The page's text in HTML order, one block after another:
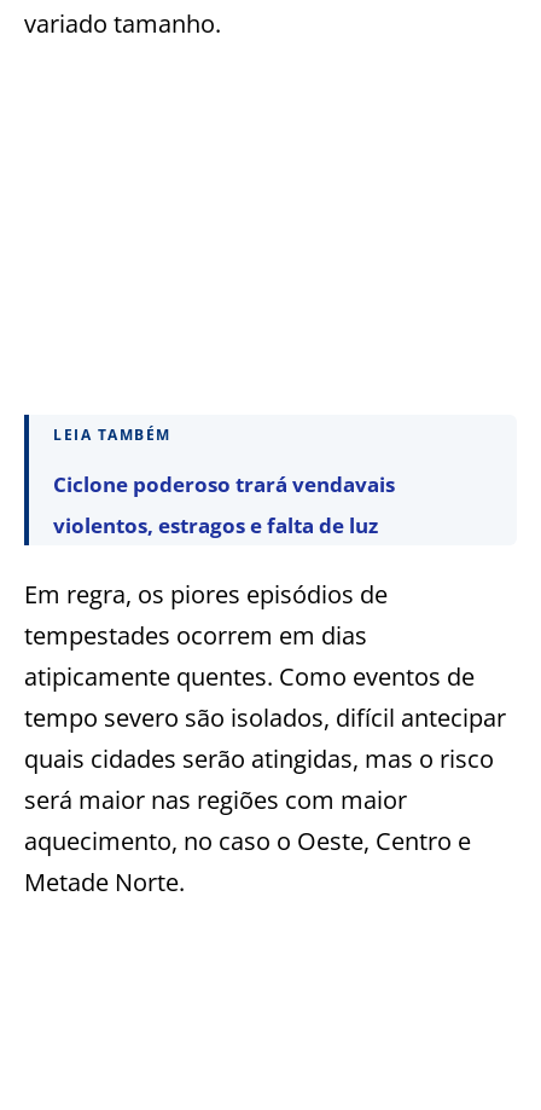
variado tamanho.
LEIA TAMBÉM
Ciclone poderoso trará vendavais
violentos, estragos e falta de luz
Em regra, os piores episódios de
tempestades ocorrem em dias
atipicamente quentes. Como eventos de
tempo severo são isolados, difícil antecipar
quais cidades serão atingidas, mas o risco
será maior nas regiões com maior
aquecimento, no caso o Oeste, Centro e
Metade Norte.